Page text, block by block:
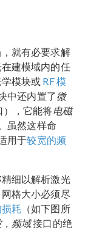
就有必要求解
建模域内的任
模块或 RF 模
中还内置了微
），它能将电磁
虽然这样命
用于较宽的频
细以解析激光
格大小必须尽
耗 （如下图所
频域接口的绝